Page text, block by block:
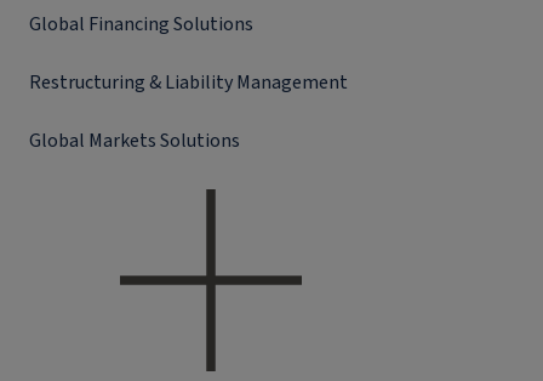
Global Financing Solutions
Restructuring & Liability Management
Global Markets Solutions